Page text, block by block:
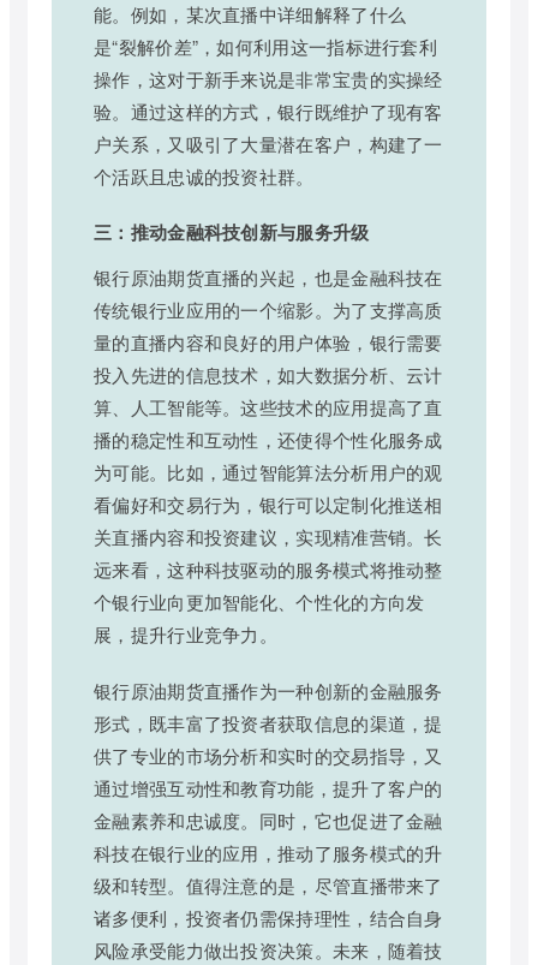
能。例如，某次直播中详细解释了什么
是“裂解价差”，如何利用这一指标进行套利
操作，这对于新手来说是非常宝贵的实操经
验。通过这样的方式，银行既维护了现有客
户关系，又吸引了大量潜在客户，构建了一
个活跃且忠诚的投资社群。
三：推动金融科技创新与服务升级
银行原油期货直播的兴起，也是金融科技在
传统银行业应用的一个缩影。为了支撑高质
量的直播内容和良好的用户体验，银行需要
投入先进的信息技术，如大数据分析、云计
算、人工智能等。这些技术的应用提高了直
播的稳定性和互动性，还使得个性化服务成
为可能。比如，通过智能算法分析用户的观
看偏好和交易行为，银行可以定制化推送相
关直播内容和投资建议，实现精准营销。长
远来看，这种科技驱动的服务模式将推动整
个银行业向更加智能化、个性化的方向发
展，提升行业竞争力。
银行原油期货直播作为一种创新的金融服务
形式，既丰富了投资者获取信息的渠道，提
供了专业的市场分析和实时的交易指导，又
通过增强互动性和教育功能，提升了客户的
金融素养和忠诚度。同时，它也促进了金融
科技在银行业的应用，推动了服务模式的升
级和转型。值得注意的是，尽管直播带来了
诸多便利，投资者仍需保持理性，结合自身
风险承受能力做出投资决策。未来，随着技